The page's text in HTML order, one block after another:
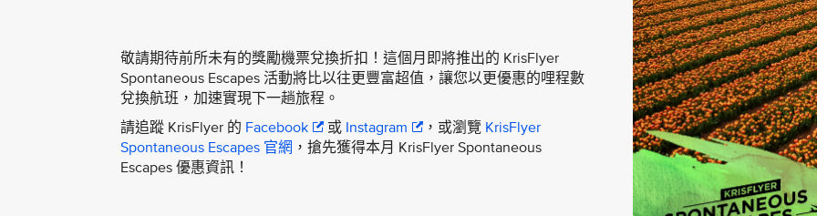
敬請期待前所未有的獎勵機票兌換折扣！這個月即將推出的 KrisFlyer
Spontaneous Escapes 活動將比以往更豐富超值，讓您以更優惠的哩程數
兌換航班，加速實現下一趟旅程。
請追蹤 KrisFlyer 的 Facebook 或 Instagram ，或瀏覽 KrisFlyer
Spontaneous Escapes 官網 ，搶先獲得本月 KrisFlyer Spontaneous
Escapes 優惠資訊！